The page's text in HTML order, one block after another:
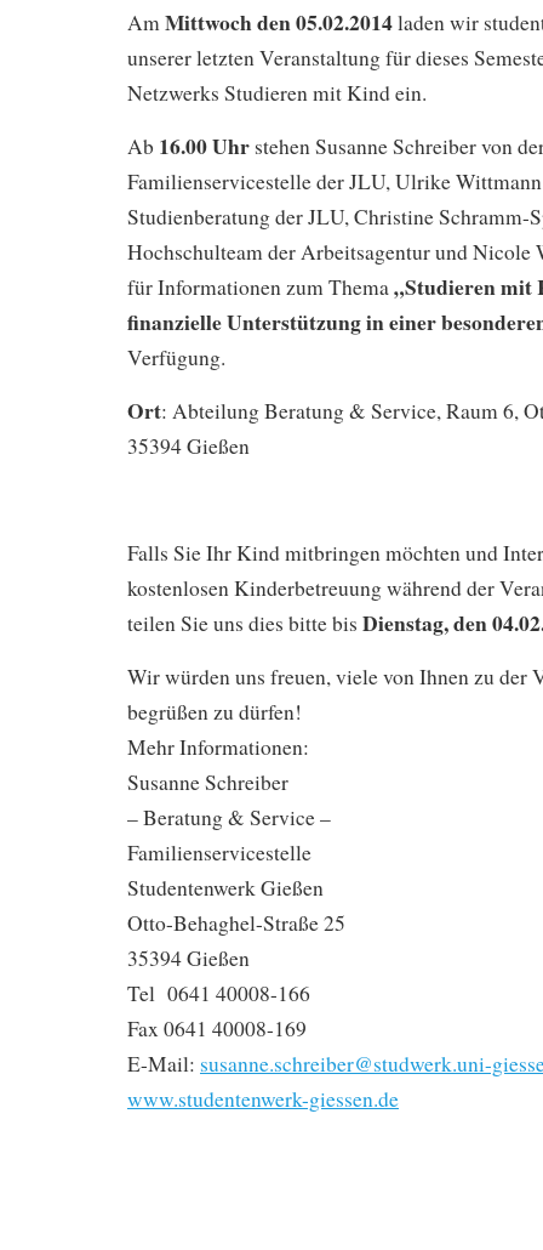
AmMittwoch den 05.02.2014laden wir
unserer letzten Veranstaltung für dieses
Netzwerks Studieren mit Kind ein.
Ab 16.00 Uhr stehen Susanne Schreiber von
Familienservicestelle der JLU, Ulrike
Studienberatung der JLU, Christine Schramm-
Hochschulteam der Arbeitsagentur und Nicole
für Informationen zum Thema„Studieren mit
finanzielle Unterstützung in einer
Verfügung.
Ort: Abteilung Beratung & Service, Raum 6,
35394 Gießen
Falls Sie Ihr Kind mitbringen möchten und
kostenlosen Kinderbetreuung während der
teilen Sie uns dies bitte bis Dienstag, den
Wir würden uns freuen, viele von Ihnen zu der
begrüßen zu dürfen!
Mehr Informationen:
Susanne Schreiber
– Beratung & Service –
Familienservicestelle
Studentenwerk Gießen
Otto-Behaghel-Straße 25
35394 Gießen
Tel 0641 40008-166
Fax 0641 40008-169
E-Mail: susanne.schreiber@studwerk.uni-
www.studentenwerk-giessen.de